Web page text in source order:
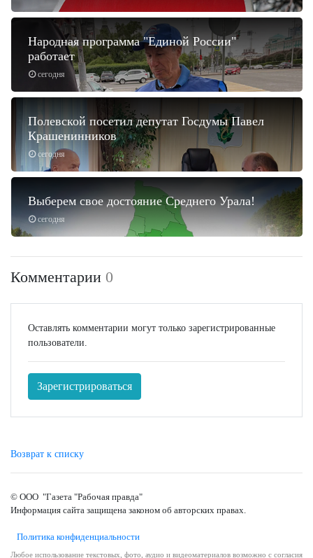
сегодня
Народная программа "Единой России"
работает
сегодня
Полевской посетил депутат Госдумы Павел
Крашенинников
сегодня
Выберем свое достояние Среднего Урала!
Комментарии 0
Оставлять комментарии могут только зарегистрированные
пользователи.
Зарегистрироваться
Возврат к списку
© ООО "Газета "Рабочая правда"
Информация сайта защищена законом об авторских правах.
Политика конфиденциальности
Любое использование текстовых, фото, аудио и видеоматериалов возможно с согласия